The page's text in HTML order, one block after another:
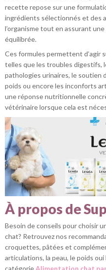
recette repose sur une
ingrédients sélectionnés et des
l’organisme tout en assurant
équilibrée.
Ces formules permettent d’agir
telles que les troubles digestifs,
pathologies urinaires, le soutien
poids ou encore les inconforts
une réponse nutritionnelle
vétérinaire lorsque cela est
À propos de
Besoin de conseils pour choisir
chat? Retrouvez nos
croquettes, pâtées et
articulations, la peau, le poids
catégorie Alimentation chat